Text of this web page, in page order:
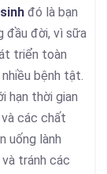
đó là bạn
đầu đời, vì sữa
triển toàn
bệnh tật.
hạn thời gian
các chất
uống lành
tránh các